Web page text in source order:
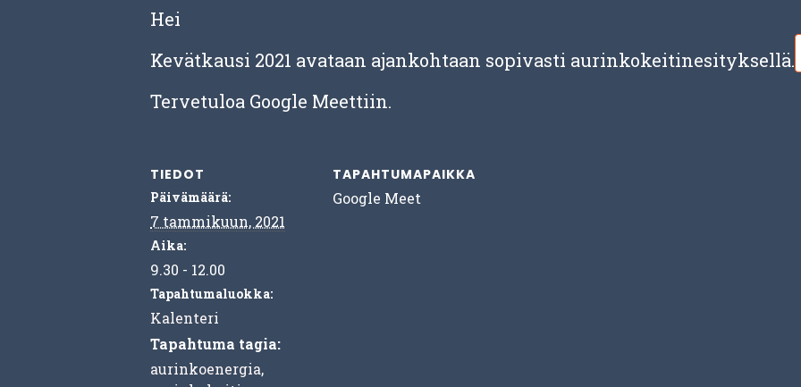
Hei
Kevätkausi 2021 avataan ajankohtaan sopivasti aurinkokeitinesityksellä.
Tervetuloa Google Meettiin.
TIEDOT
Päivämäärä:
7 tammikuun, 2021
Aika:
9.30 - 12.00
Tapahtumaluokka:
Kalenteri
Tapahtuma tagia:
aurinkoenergia,
TAPAHTUMAPAIKKA
Google Meet